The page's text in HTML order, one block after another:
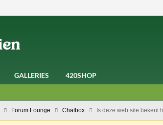
GALLERIES
420SHOP
Forum Lounge Chatbox Is deze web site bekent